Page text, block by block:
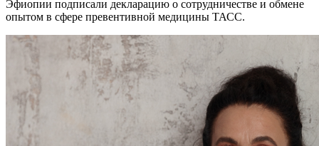
Эфиопии подписали декларацию о сотрудничестве и обмене
опытом в сфере превентивной медицины ТАСС.